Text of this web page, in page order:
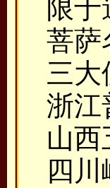
限
菩萨
三大
浙江
山西
四